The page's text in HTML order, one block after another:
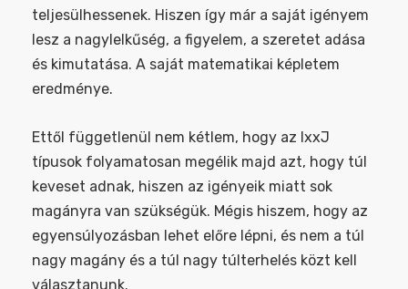
teljesülhessenek. Hiszen így már a saját igényem
lesz a nagylelkűség, a figyelem, a szeretet adása
és kimutatása. A saját matematikai képletem
eredménye.
Ettől függetlenül nem kétlem, hogy az IxxJ
típusok folyamatosan megélik majd azt, hogy túl
keveset adnak, hiszen az igényeik miatt sok
magányra van szükségük. Mégis hiszem, hogy az
egyensúlyozásban lehet előre lépni, és nem a túl
nagy magány és a túl nagy túlterhelés közt kell
választanunk.